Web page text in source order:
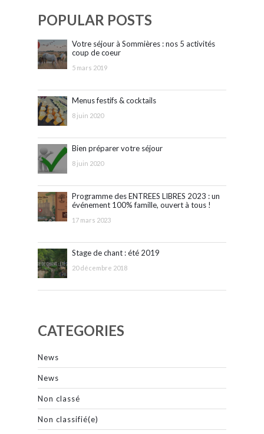
POPULAR POSTS
Votre séjour à Sommières : nos 5 activités
coup de coeur
5 mars 2019
Menus festifs & cocktails
8 juin 2020
Bien préparer votre séjour
8 juin 2020
Programme des ENTREES LIBRES 2023 : un
événement 100% famille, ouvert à tous !
17 mars 2023
Stage de chant : été 2019
20 décembre 2018
CATEGORIES
News
News
Non classé
Non classifié(e)